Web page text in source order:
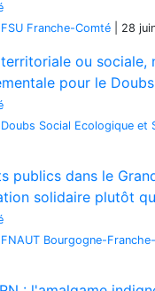
FSU Franche-Comté 28
ou sociale,
pour le Doubs
Doubs Social Ecologique et
publics dans le
solidaire plutôt
FNAUT Bourgogne-